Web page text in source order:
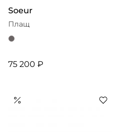
Soeur
Плащ
75 200 ₽